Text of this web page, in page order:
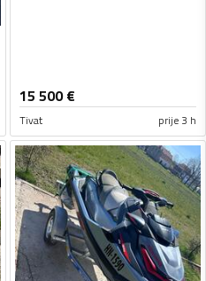
15 500€
Tivat prije 3 h